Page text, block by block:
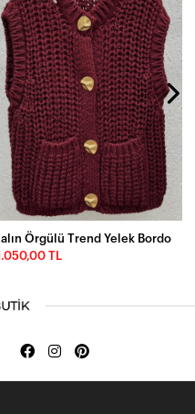
Örgülü Trend Yelek Bordo
TL